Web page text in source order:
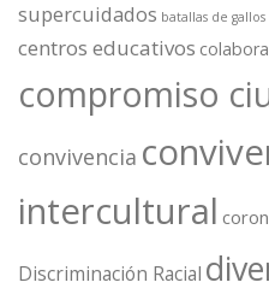
supercuidados batallas de gallos
centros educativos
compromiso
convivencia
intercultural
Discriminación Racial